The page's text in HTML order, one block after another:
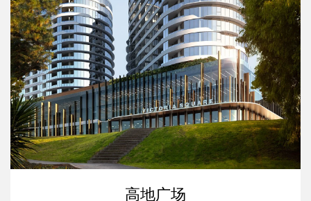
高地广场